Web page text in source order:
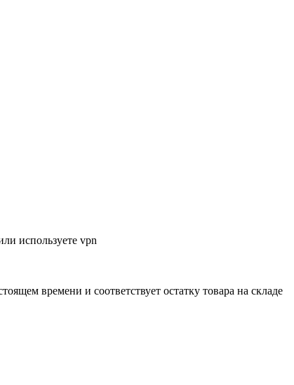
используете vpn
времени и соответствует остатку товара на складе